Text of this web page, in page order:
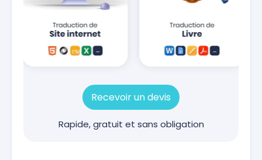
Recevoir un devis
Rapide, gratuit et sans obligation